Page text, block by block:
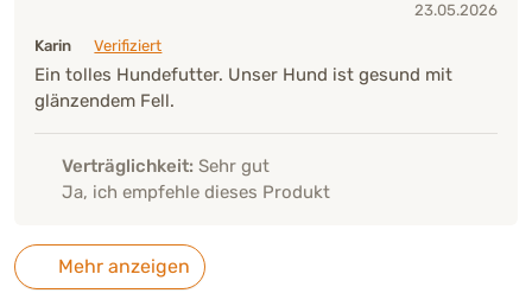
23.05.2026
Karin
Verifiziert
Ein tolles Hundefutter. Unser Hund ist gesund mit
glänzendem Fell.
Verträglichkeit: Sehr gut
Ja, ich empfehle dieses Produkt
Mehr anzeigen